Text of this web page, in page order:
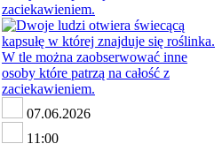
07.06.2026
11:00